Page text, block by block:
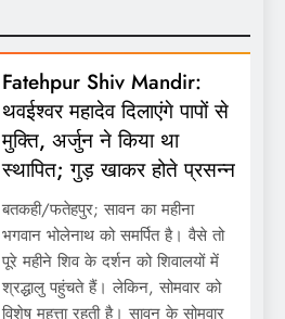
Fatehpur Shiv Mandir:
थवईश्वर महादेव दिलाएंगे पापों से
मुक्ति, अर्जुन ने किया था
स्थापित; गुड़ खाकर होते प्रसन्न
बतकही/फतेहपुर; सावन का महीना
भगवान भोलेनाथ को समर्पित है। वैसे तो
पूरे महीने शिव के दर्शन को शिवालयों में
श्रद्धालु पहुंचते हैं। लेकिन, सोमवार को
विशेष महत्ता रहती है। सावन के सोमवार